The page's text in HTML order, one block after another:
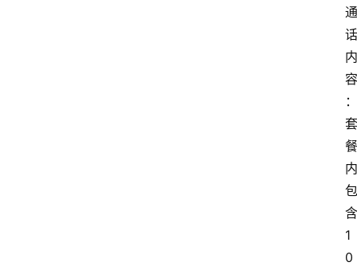
通
话
内
容
：
套
餐
内
包
含
1
0